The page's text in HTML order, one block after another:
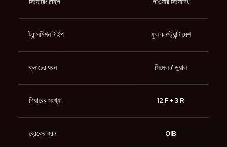
ট্রান্সমিশন টাইপ ফুল কনস্ট্যান্ট মেশ
ক্লাচের ধরন সিঙ্গেল / ডুয়াল
গিয়ারের সংখ্যা 12 F + 3 R
ব্রেকের ধরন OIB